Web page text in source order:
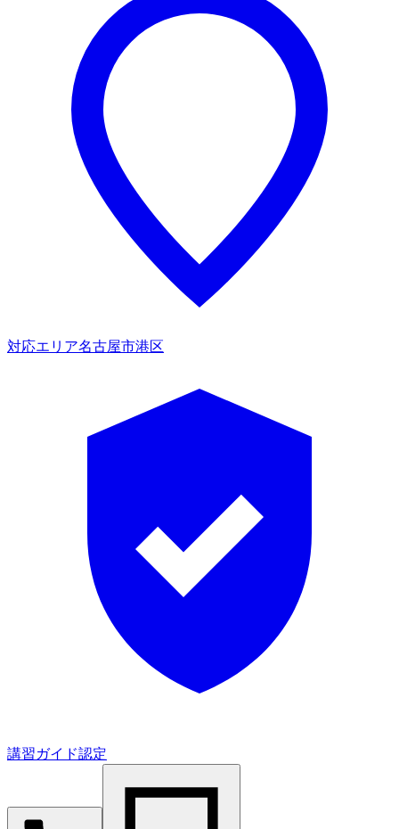
対応エリア名古屋市港区
講習ガイド認定